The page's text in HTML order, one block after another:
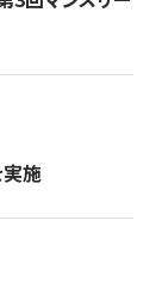
実施